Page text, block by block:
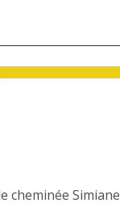
cheminée Simiane